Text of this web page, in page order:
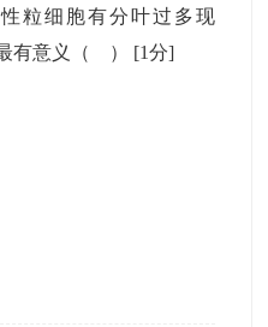
粒细胞有分叶过多现
有意义（ ） [1分]